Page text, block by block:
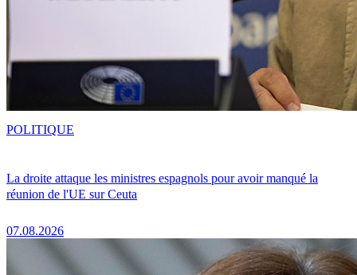
La droite attaque les ministres espagnols pour avoir manqué la
réunion de l'UE sur Ceuta
07.08.2026
POLITIQUE